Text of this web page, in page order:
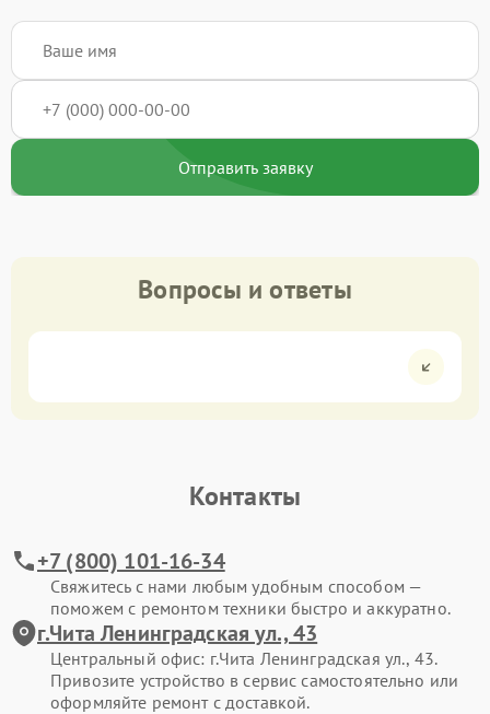
Отправить заявку
Вопросы и ответы
Контакты
+7 (800) 101-16-34
Свяжитесь с нами любым удобным способом —
поможем с ремонтом техники быстро и аккуратно.
г.Чита Ленинградская ул., 43
Центральный офис: г.Чита Ленинградская ул., 43.
Привозите устройство в сервис самостоятельно или
оформляйте ремонт с доставкой.